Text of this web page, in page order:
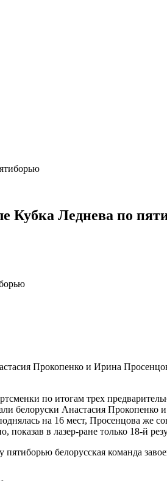
Кубка Леднева по
Прокопенко и Ирина
по итогам трех
белоруски Анастасия
на 16 мест, Просенцова же
в лазер-ране только 18-й
белорусская команда